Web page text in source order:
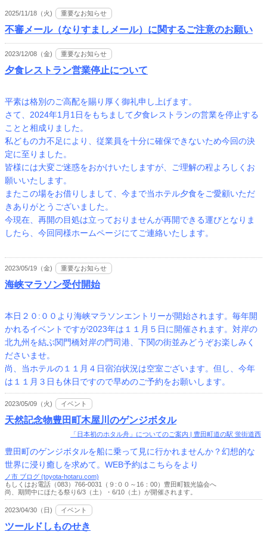
2025/11/18（火) 重要なお知らせ
不審メール（なりすましメール）に関するご注意のお願い
2023/12/08（金) 重要なお知らせ
夕食レストラン営業停止について
平素は格別のご高配を賜り厚く御礼申し上げます。
さて、2024年1月1日をもちまして夕食レストランの営業を停止する
ことと相成りました。
私どもの力不足により、従業員を十分に確保できないため今回の決
定に至りました。
皆様には大変ご迷惑をおかけいたしますが、ご理解の程よろしくお
願いいたします。
またこの場をお借りしまして、今まで当ホテル夕食をご愛顧いただ
きありがとうございました。
今現在、再開の目処は立っておりませんが再開できる運びとなりま
したら、今回同様ホームページにてご連絡いたします。
2023/05/19（金) 重要なお知らせ
海峡マラソン受付開始
本日２０:００より海峡マラソンエントリーが開始されます。毎年開
かれるイベントですが2023年は１１月５日に開催されます。対岸の
北九州を結ぶ関門橋対岸の門司港、下関の街並みどうぞお楽しみく
ださいませ。
尚、当ホテルの１１月４日宿泊状況は空室ございます。但し、今年
は１１月３日も休日ですので早めのご予約をお願いします。
2023/05/09（火) イベント
天然記念物豊田町木屋川のゲンジボタル
豊田町のゲンジボタルを船に乗って見に行かれませんか？幻想的な
世界に浸り癒しを求めて。WEB予約はこちらをより
「日本初のホタル舟」についてのご案内 | 豊田町道の駅 蛍街道西
ノ市 ブログ (toyota-hotaru.com)
もしくはお電話（083）766-0031（９:００～16：00）豊田町観光協会へ
尚、期間中にほたる祭り6/3（土）・6/10（土）が開催されます。
2023/04/30（日) イベント
ツールドしものせき